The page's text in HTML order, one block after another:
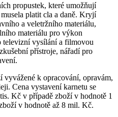
propustek, které umožňují
platit cla a daně. Kryjí
a veletržního materiálu,
materiálu pro výkon
televizní vysílání a filmovou
přístroje, nářadí pro
k opracování, opravám,
Cena vystavení karnetu se
Kč v případě zboží v hodnotě 1
v hodnotě až 8 mil. Kč.